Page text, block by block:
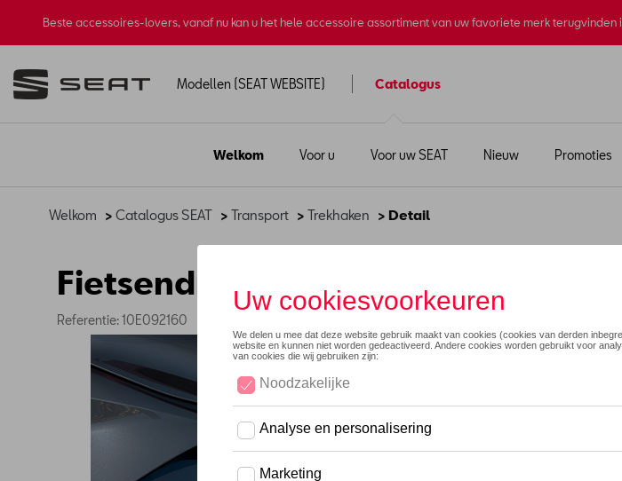
Beste accessoires-lovers, vanaf nu kan u het hele accessoire assortiment van uw favoriete merk
Modellen (SEAT WEBSITE) Catalogus
Welkom Voor u Voor uw SEAT Nieuw Promoties
Welkom > Catalogus SEAT > Transport > Trekhaken > Detail
Fietsendragerkoppeling
Referentie: 10E092160